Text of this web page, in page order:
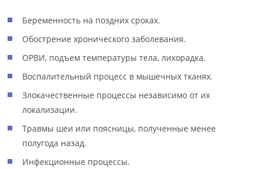
Беременность на поздних сроках.
Обострение хронического заболевания.
ОРВИ, подъем температуры тела, лихорадка.
Воспалительный процесс в мышечных тканях.
Злокачественные процессы независимо от их
локализации.
Травмы шеи или поясницы, полученные менее
полугода назад.
Инфекционные процессы.